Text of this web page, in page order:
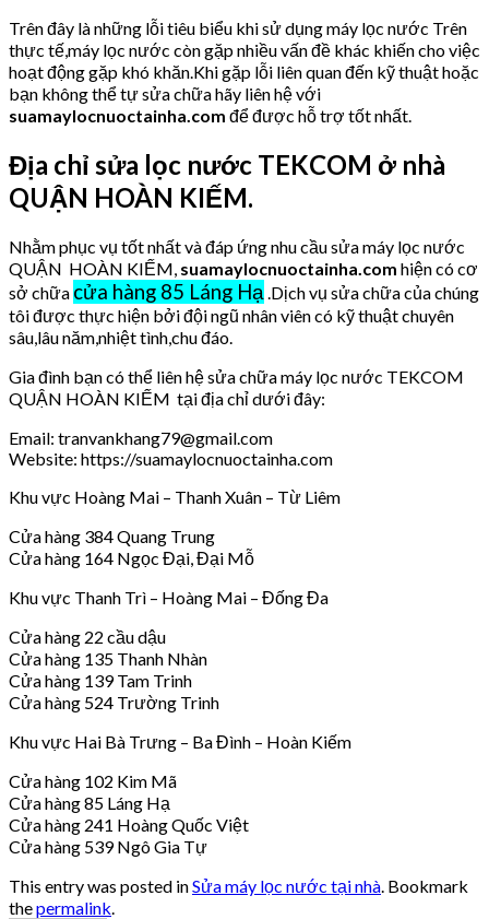
Trên đây là những lỗi tiêu biểu khi sử dụng máy lọc nước Trên
thực tế,máy lọc nước còn gặp nhiều vấn đề khác khiến cho việc
hoạt động gặp khó khăn.Khi gặp lỗi liên quan đến kỹ thuật hoặc
bạn không thể tự sửa chữa hãy liên hệ với
suamaylocnuoctainha.com để được hỗ trợ tốt nhất.
Địa chỉ sửa lọc nước TEKCOM ở nhà
QUẬN HOÀN KIẾM.
Nhằm phục vụ tốt nhất và đáp ứng nhu cầu sửa máy lọc nước
QUẬN HOÀN KIẾM, suamaylocnuoctainha.com hiện có cơ
sở chữa cửa hàng 85 Láng Hạ .Dịch vụ sửa chữa của chúng
tôi được thực hiện bởi đội ngũ nhân viên có kỹ thuật chuyên
sâu,lâu năm,nhiệt tình,chu đáo.
Gia đình bạn có thể liên hệ sửa chữa máy lọc nước TEKCOM
QUẬN HOÀN KIẾM tại địa chỉ dưới đây:
Email: tranvankhang79@gmail.com
Website: https://suamaylocnuoctainha.com
Khu vực Hoàng Mai – Thanh Xuân – Từ Liêm
Cửa hàng 384 Quang Trung
Cửa hàng 164 Ngọc Đại, Đại Mỗ
Khu vực Thanh Trì – Hoàng Mai – Đống Đa
Cửa hàng 22 cầu dậu
Cửa hàng 135 Thanh Nhàn
Cửa hàng 139 Tam Trinh
Cửa hàng 524 Trường Trinh
Khu vực Hai Bà Trưng – Ba Đình – Hoàn Kiếm
Cửa hàng 102 Kim Mã
Cửa hàng 85 Láng Hạ
Cửa hàng 241 Hoàng Quốc Việt
Cửa hàng 539 Ngô Gia Tự
This entry was posted inSửa máy lọc nước tại nhà . Bookmark
thepermalink